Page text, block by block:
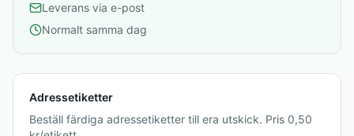
Leverans via e-post
Normalt samma dag
Adressetiketter
Beställ färdiga adressetiketter till era utskick. Pris 0,50